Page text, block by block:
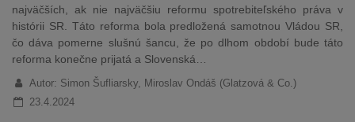
najväčších, ak nie najväčšiu reformu spotrebiteľského práva v
histórii SR. Táto reforma bola predložená samotnou Vládou SR,
čo dáva pomerne slušnú šancu, že po dlhom období bude táto
reforma konečne prijatá a Slovenská…
Autor: Simon Šufliarsky, Miroslav Ondáš (Glatzová & Co.)
23.4.2024